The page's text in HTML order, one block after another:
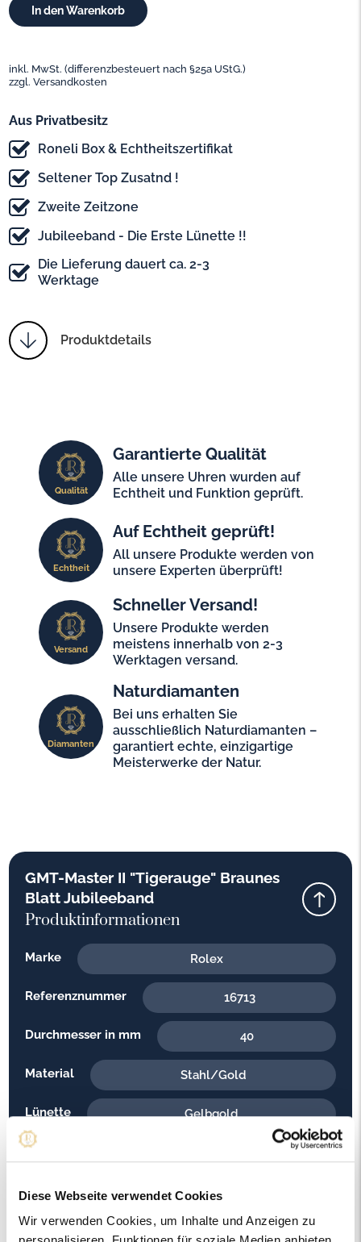
Diese Webseite verwendet Cookies
Wir verwenden Cookies, um Inhalte und Anzeigen zu
inkl. MwSt. (differenzbesteuert nach §25a UStG.)
zzgl. Versandkosten
Aus Privatbesitz
Roneli Box & Echtheitszertifikat
Seltener Top Zusatnd !
Zweite Zeitzone
Jubileeband - Die Erste Lünette !!
Die Lieferung dauert ca. 2-3
Werktage
Produktdetails
Qualität
Garantierte Qualität
Alle unsere Uhren wurden auf
Echtheit und Funktion geprüft.
Echtheit
Auf Echtheit geprüft!
All unsere Produkte werden von
unsere Experten überprüft!
Versand
Schneller Versand!
Unsere Produkte werden
meistens innerhalb von 2-3
Werktagen versand.
Diamanten
Naturdiamanten
Bei uns erhalten Sie
ausschließlich Naturdiamanten –
garantiert echte, einzigartige
Meisterwerke der Natur.
GMT-Master II "Tigerauge" Braunes
Blatt Jubileeband
Produktinformationen
Marke Rolex
Referenznummer 16713
Durchmesser in mm 40
Material Stahl/Gold
Lünette Gelbgold
Armband
Aufzug Automatik
Baujahr 1988